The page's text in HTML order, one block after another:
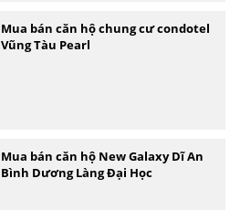
Mua bán căn hộ chung cư condotel
Vũng Tàu Pearl
Mua bán căn hộ New Galaxy Dĩ An
Bình Dương Làng Đại Học